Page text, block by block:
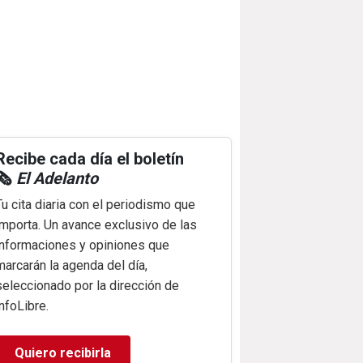
cada día el boletín
El Adelanto
cita diaria con el periodismo que
Un avance exclusivo de las
y opiniones que
la agenda del día,
por la dirección de
Quiero recibirla